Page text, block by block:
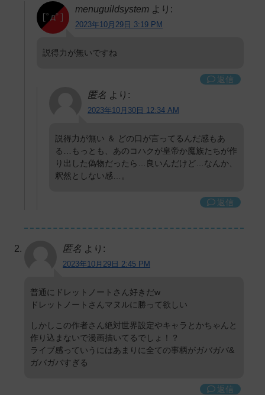
menuguildsystem より:
2023年10月29日 3:19 PM
説得力が無いですね
返信
匿名 より:
2023年10月30日 12:34 AM
説得力が無い ＆ どの口が言ってるんだ感もあ
る…もっとも、あのコハクが皇帝か魔族たちが作
り出した偽物だったら…良いんだけど…なんか、
釈然としない感…。
返信
匿名 より:
2023年10月29日 2:45 PM
普通にドレットノートさん好きだw
ドレットノートさんマヌルに勝って欲しい
しかしこの作者さん絶対世界設定やキャラとかちゃんと
作り込まないで漫画描いてるでしょ！？
ライブ感っていうにはあまりに全ての事柄がガバガバ&
ガバガバすぎる
返信